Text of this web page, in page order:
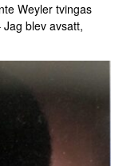
Weyler tvingas
blev avsatt,